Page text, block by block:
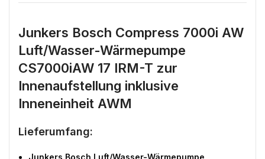
Junkers Bosch Compress 7000i AW
Luft/Wasser-Wärmepumpe
CS7000iAW 17 IRM-T zur
Innenaufstellung inklusive
Inneneinheit AWM
Lieferumfang:
Junkers Bosch Luft/Wasser-Wärmepumpe